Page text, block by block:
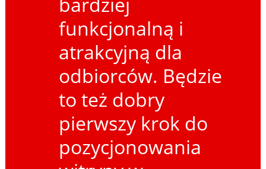
funkcjonalną i
atrakcyjną dla
odbiorców. Będzie
to też dobry
pierwszy krok do
pozycjonowania